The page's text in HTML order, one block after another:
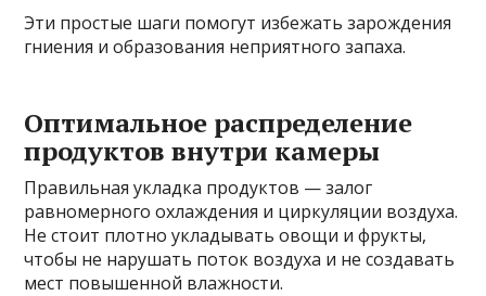
Эти простые шаги помогут избежать зарождения
гниения и образования неприятного запаха.
Оптимальное распределение
продуктов внутри камеры
Правильная укладка продуктов — залог
равномерного охлаждения и циркуляции воздуха.
Не стоит плотно укладывать овощи и фрукты,
чтобы не нарушать поток воздуха и не создавать
мест повышенной влажности.